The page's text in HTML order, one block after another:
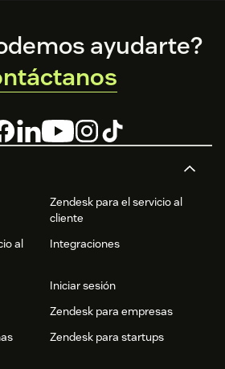
Zendesk para el servicio al
cliente
al
Integraciones
Iniciar sesión
Zendesk para empresas
Zendesk para startups
ayudarte?